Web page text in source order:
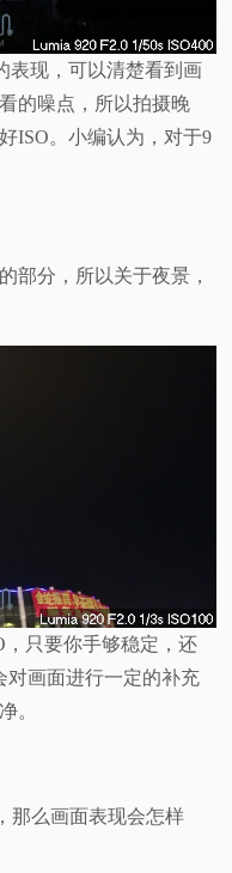
表现，可以清楚看到画
的噪点，所以拍摄晚
ISO。小编认为，对于9
部分，所以关于夜景，
，只要你手够稳定，还
对画面进行一定的补充
。
那么画面表现会怎样